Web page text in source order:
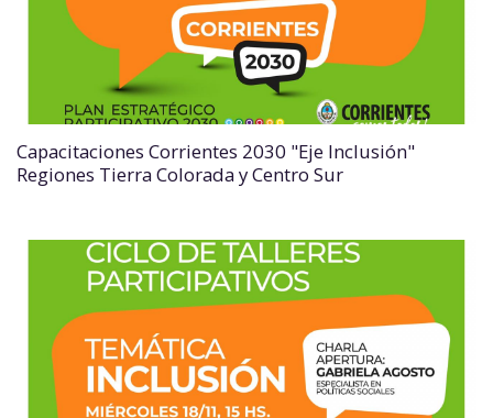
Capacitaciones Corrientes 2030 "Eje Inclusión"
Regiones Tierra Colorada y Centro Sur